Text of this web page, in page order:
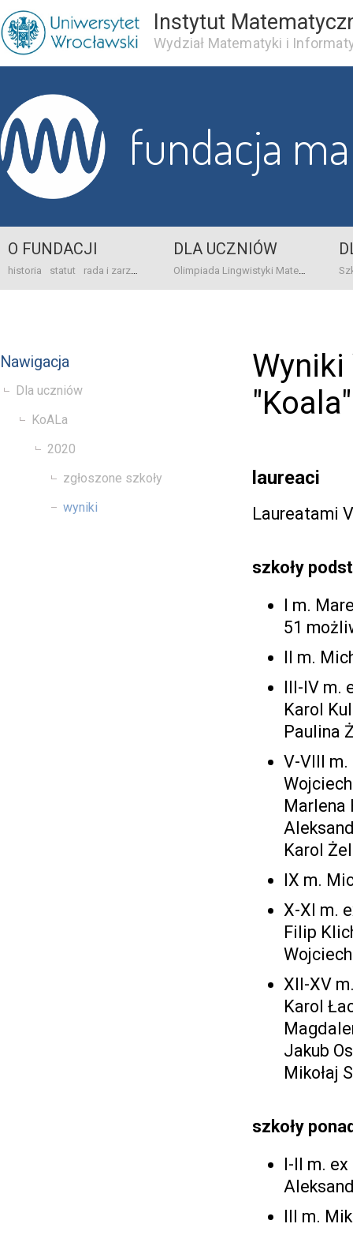
Instytut
Wydział Matematyki i
fundacja
O FUNDACJI
historia statut rada i zarząd dane bankowo-adresowe kontakt
DLA UCZNIÓW
Olimpiada Lingwistyki Matematycznej
Nawigacja
Dla uczniów
KoALa
2020
zgłoszone szkoły
wyniki
laureaci
Laureatami
szkoły
I m.
51
II m.
III-IV m.
Karol
Paulina
V-VIII
Marlena
Karol
IX m.
X-XI m.
Filip
XII-XV
Karol
Jakub
Mikołaj
szkoły
I-II m.
III m.